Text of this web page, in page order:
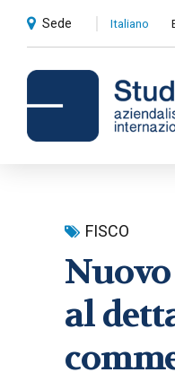
Sede Italiano
FISCO
al